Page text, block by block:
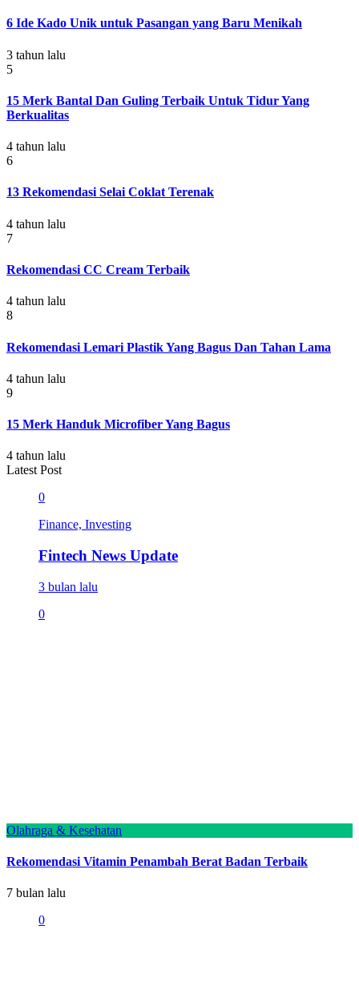
6 Ide Kado Unik untuk Pasangan yang Baru Menikah
3 tahun lalu
5
15 Merk Bantal Dan Guling Terbaik Untuk Tidur Yang
Berkualitas
4 tahun lalu
6
13 Rekomendasi Selai Coklat Terenak
4 tahun lalu
7
Rekomendasi CC Cream Terbaik
4 tahun lalu
8
Rekomendasi Lemari Plastik Yang Bagus Dan Tahan Lama
4 tahun lalu
9
15 Merk Handuk Microfiber Yang Bagus
4 tahun lalu
Latest Post
0
Finance, Investing
Fintech News Update
3 bulan lalu
0
Olahraga & Kesehatan
Rekomendasi Vitamin Penambah Berat Badan Terbaik
7 bulan lalu
0